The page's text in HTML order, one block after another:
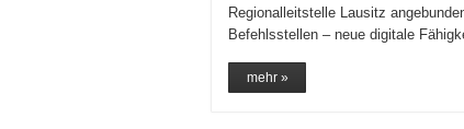
Regionalleitstelle Lausitz
Befehlsstellen – neue digitale
mehr »